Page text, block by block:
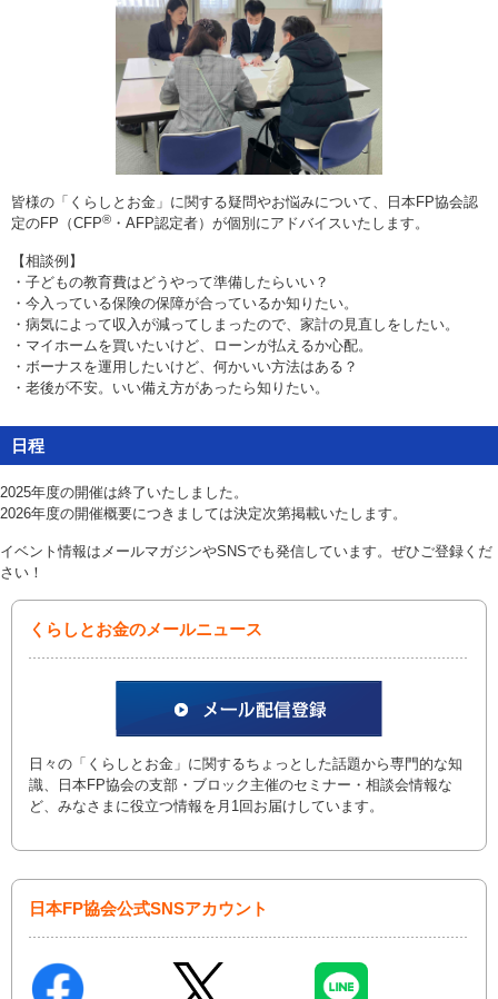
皆様の「くらしとお金」に関する疑問やお悩みについて、日本FP協会認
定のFP（CFP® ・AFP認定者）が個別にアドバイスいたします。
【相談例】
・ 子どもの教育費はどうやって準備したらいい？
・ 今入っている保険の保障が合っているか知りたい。
・ 病気によって収入が減ってしまったので、家計の見直しをしたい。
・ マイホームを買いたいけど、ローンが払えるか心配。
・ ボーナスを運用したいけど、何かいい方法はある？
・ 老後が不安。いい備え方があったら知りたい。
日程
2025年度の開催は終了いたしました。
2026年度の開催概要につきましては決定次第掲載いたします。
イベント情報はメールマガジンやSNSでも発信しています。ぜひご登録くだ
さい！
くらしとお金のメールニュース
日々の「くらしとお金」に関するちょっとした話題から専門的な知
識、日本FP協会の支部・ブロック主催のセミナー・相談会情報な
ど、みなさまに役立つ情報を月1回お届けしています。
日本FP協会公式SNSアカウント